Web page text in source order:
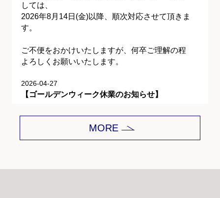
しては、
2026年8月14日(金)以降、順次対応させて頂きま
す。
ご不便をおかけいたしますが、何卒ご理解の程
よろしくお願いいたします。
2026-04-27
【ゴールデンウィーク休業のお知らせ】
平素は格別のご愛顧を賜り、誠にありがとうご
下記期間をゴールデンウィーク休業とさせて頂
MORE